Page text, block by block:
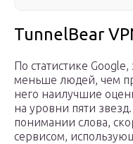
TunnelBear
По статистике
меньше людей, чем
него наилучшие
на уровни пяти
понимании слова,
сервисом,